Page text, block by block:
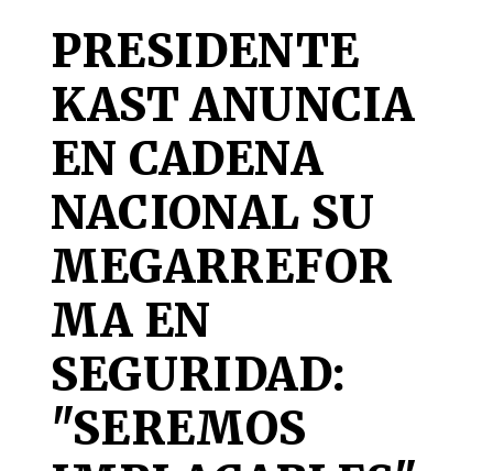
PRESIDENTE
KAST ANUNCIA
EN CADENA
NACIONAL SU
MEGARREFOR
MA EN
SEGURIDAD:
"SEREMOS